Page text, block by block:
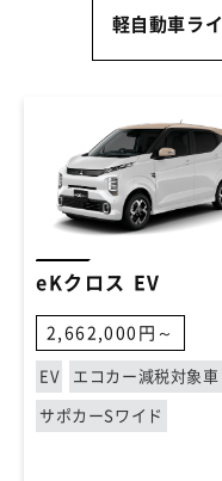
軽自動車ラ
eKクロス EV
2,662,000円～
EV エコカー減税対象車
サポカーSワイド